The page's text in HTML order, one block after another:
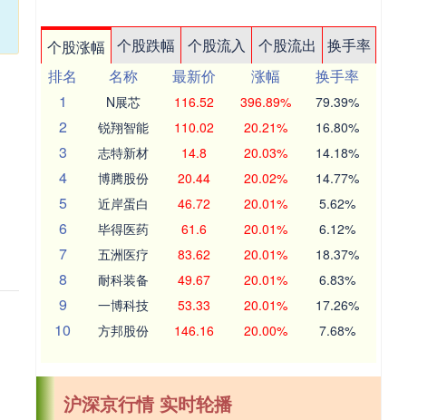
个股涨幅 个股跌幅 个股流入 个股流出
换手率
排名
名称 最新价 涨幅
换手率
1
N展芯 116.52 396.89% 79.39%
2 锐翔智能 110.02 20.21% 16.80%
3 志特新材 14.8 20.03% 14.18%
4 博腾股份 20.44 20.02% 14.77%
5 近岸蛋白 46.72 20.01% 5.62%
6 毕得医药 61.6 20.01% 6.12%
7 五洲医疗 83.62 20.01% 18.37%
8 耐科装备 49.67 20.01% 6.83%
9 一博科技 53.33 20.01% 17.26%
10 方邦股份 146.16 20.00% 7.68%
沪深京行情 实时轮播